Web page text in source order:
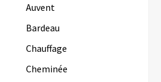
Auvent
Bardeau
Chauffage
Cheminée